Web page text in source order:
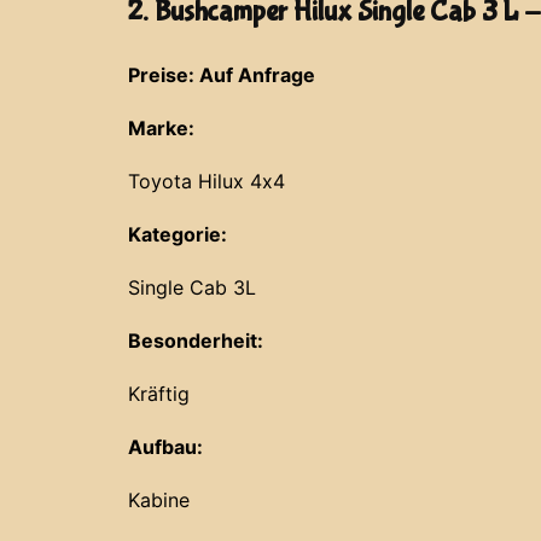
2. Bushcamper Hilux Single Cab 3 L
Preise: Auf Anfrage
Marke:
Toyota Hilux 4x4
Kategorie:
Single Cab 3L
Besonderheit:
Kräftig
Aufbau:
Kabine